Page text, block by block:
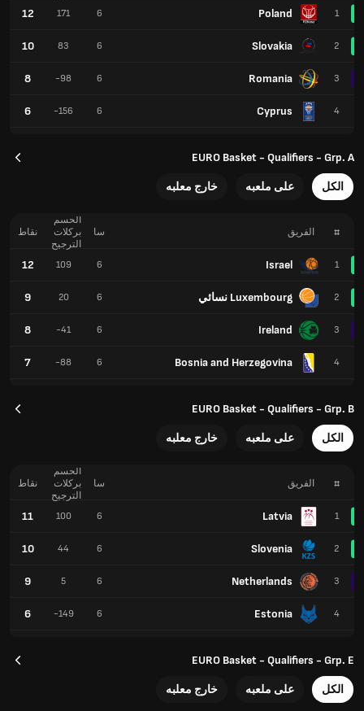
1
Poland
2
Slovakia
3
Romania
4
Cyprus
6
171
12
6
83
10
6
-98
8
6
-156
6
EURO Basket - Qualifiers - Grp. A
الكل على ملعبه خارج معلبه
# الفريق
1
Israel
2 Luxembourg نسائي
3
Ireland
4
Bosnia and Herzegovina
سا
الحسم
بركلات
الترجيح
نقاط
6
109
12
6
20
9
6
-41
8
6
-88
7
EURO Basket - Qualifiers - Grp. B
الكل على ملعبه خارج معلبه
# الفريق
1
Latvia
2
Slovenia
3
Netherlands
4
Estonia
سا
الحسم
بركلات
الترجيح
نقاط
6
100
11
6
44
10
6
5
9
6
-149
6
EURO Basket - Qualifiers - Grp. E
الكل على ملعبه خارج معلبه